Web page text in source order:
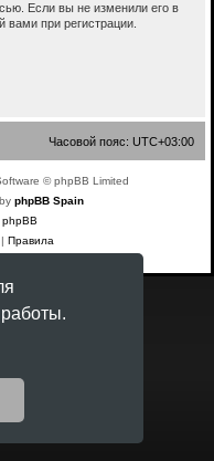
Если вы не изменили его в
вами при регистрации.
Часовой пояс: UTC+03:00
© phpBB Limited
phpBB Spain
phpBB
Правила